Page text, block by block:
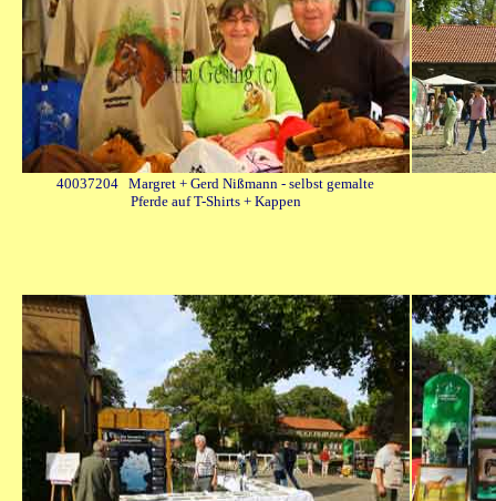
40037204 Margret + Gerd Nißmann - selbst gemalte
Pferde auf T-Shirts + Kappen